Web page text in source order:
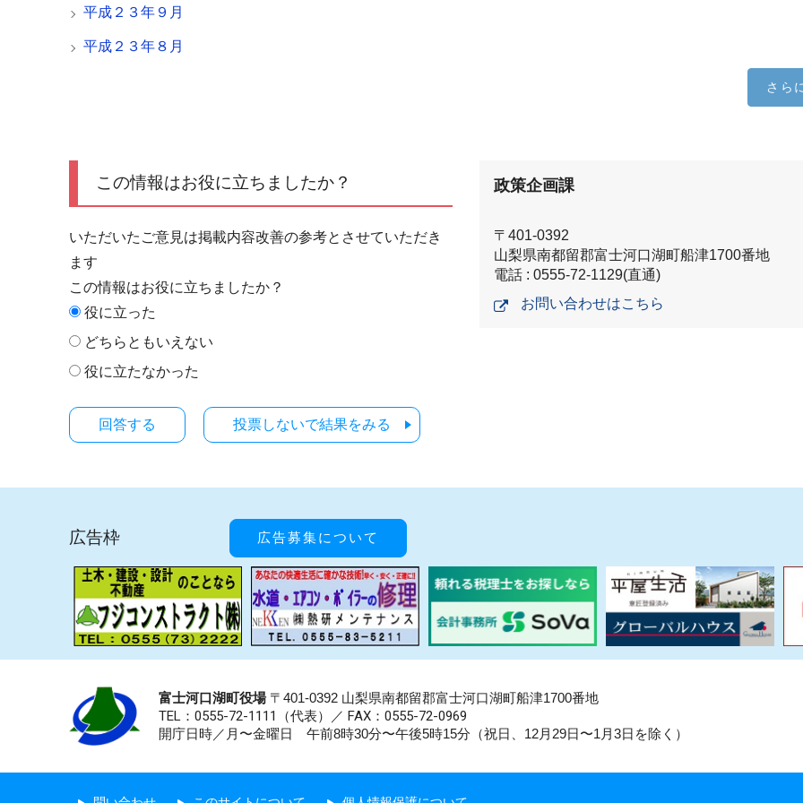
平成２３年９月
平成２３年８月
さら
この情報はお役に立ちましたか？
いただいたご意見は掲載内容改善の参考とさせていただき
ます
この情報はお役に立ちましたか？
役に立った
どちらともいえない
役に立たなかった
投票しないで結果をみる
政策企画課
〒401-0392
山梨県南都留郡富士河口湖町船津1700番地
電話 : 0555-72-1129(直通)
お問い合わせはこちら
広告枠 広告募集について
富士河口湖町役場〒401-0392 山梨県南都留郡富士河口湖町船津1700番地
TEL：0555-72-1111 （代表）／ FAX：0555-72-0969
開庁日時／月〜金曜日 午前8時30分〜午後5時15分（祝日、12月29日〜1月3日を除く）